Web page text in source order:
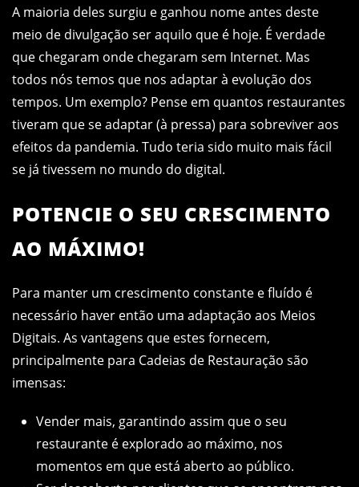
A maioria deles surgiu e ganhou nome antes deste
meio de divulgação ser aquilo que é hoje. É verdade
que chegaram onde chegaram sem Internet. Mas
todos nós temos que nos adaptar à evolução dos
tempos. Um exemplo? Pense em quantos restaurantes
tiveram que se adaptar (à pressa) para sobreviver aos
efeitos da pandemia. Tudo teria sido muito mais fácil
se já tivessem no mundo do digital.
POTENCIE O SEU CRESCIMENTO
AO MÁXIMO!
Para manter um crescimento constante e fluído é
necessário haver então uma adaptação aos Meios
Digitais. As vantagens que estes fornecem,
principalmente para Cadeias de Restauração são
imensas:
Vender mais, garantindo assim que o seu
restaurante é explorado ao máximo, nos
momentos em que está aberto ao público.